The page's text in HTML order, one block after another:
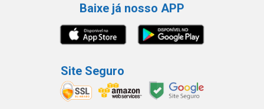
Baixe já nosso APP
Site Seguro